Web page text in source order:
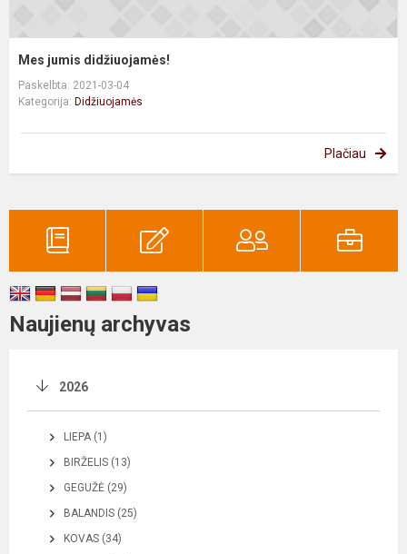
Mes jumis didžiuojamės!
Paskelbta: 2021-03-04
Kategorija: Didžiuojamės
Plačiau
Naujienų archyvas
2026
LIEPA (1)
BIRŽELIS (13)
GEGUŽĖ (29)
BALANDIS (25)
KOVAS (34)